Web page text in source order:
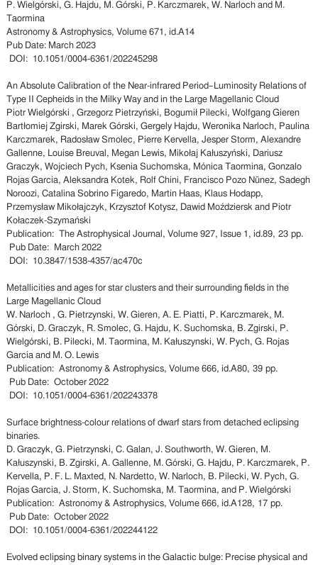
P. Wielgórski, G. Hajdu, M. Górski, P. Karczmarek, W. Narloch and M.
Taormina
Astronomy & Astrophysics, Volume 671, id.A14
Pub Date: March 2023
DOI: 10.1051/0004-6361/202245298
An Absolute Calibration of the Near-infrared Period–Luminosity Relations of
Type II Cepheids in the Milky Way and in the Large Magellanic Cloud
Piotr Wielgórski , Grzegorz Pietrzyński, Bogumił Pilecki, Wolfgang Gieren
Bartłomiej Zgirski, Marek Górski, Gergely Hajdu, Weronika Narloch, Paulina
Karczmarek, Radosław Smolec, Pierre Kervella, Jesper Storm, Alexandre
Gallenne, Louise Breuval, Megan Lewis, Mikołaj Kałuszyński, Dariusz
Graczyk, Wojciech Pych, Ksenia Suchomska, Mónica Taormina, Gonzalo
Rojas Garcia, Aleksandra Kotek, Rolf Chini, Francisco Pozo Nũnez, Sadegh
Noroozi, Catalina Sobrino Figaredo, Martin Haas, Klaus Hodapp,
Przemysław Mikołajczyk, Krzysztof Kotysz, Dawid Moździersk and Piotr
Kołaczek-Szymański
Publication: The Astrophysical Journal, Volume 927, Issue 1, id.89, 23 pp.
Pub Date: March 2022
DOI: 10.3847/1538-4357/ac470c
Metallicities and ages for star clusters and their surrounding fields in the
Large Magellanic Cloud
W. Narloch , G. Pietrzynski, W. Gieren, A. E. Piatti, P. Karczmarek, M.
Górski, D. Graczyk, R. Smolec, G. Hajdu, K. Suchomska, B. Zgirski, P.
Wielgórski, B. Pilecki, M. Taormina, M. Kałuszynski, W. Pych, G. Rojas
García and M. O. Lewis
Publication: Astronomy & Astrophysics, Volume 666, id.A80, 39 pp.
Pub Date: October 2022
DOI: 10.1051/0004-6361/202243378
Surface brightness-colour relations of dwarf stars from detached eclipsing
binaries.
D. Graczyk, G. Pietrzynski, C. Galan, J. Southworth, W. Gieren, M.
Kałuszynski, B. Zgirski, A. Gallenne, M. Górski, G. Hajdu, P. Karczmarek, P.
Kervella, P. F. L. Maxted, N. Nardetto, W. Narloch, B. Pilecki, W. Pych, G.
Rojas Garcia, J. Storm, K. Suchomska, M. Taormina, and P. Wielgórski
Publication: Astronomy & Astrophysics, Volume 666, id.A128, 17 pp.
Pub Date: October 2022
DOI: 10.1051/0004-6361/202244122
Evolved eclipsing binary systems in the Galactic bulge: Precise physical and